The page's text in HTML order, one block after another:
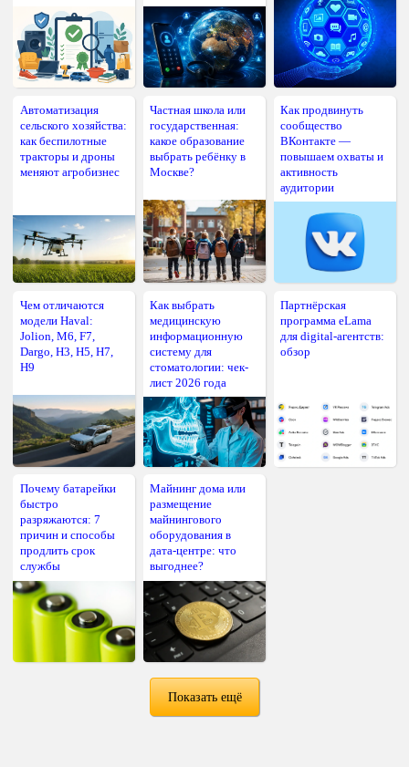
Автоматизация
сельского хозяйства:
как беспилотные
тракторы и дроны
меняют агробизнес
Частная школа или
государственная:
какое образование
выбрать ребёнку в
Москве?
Как продвинуть
сообщество
ВКонтакте —
повышаем охваты и
активность
аудитории
Чем отличаются
модели Haval:
Jolion, M6, F7,
Dargo, H3, H5, H7,
H9
Как выбрать
медицинскую
информационную
систему для
стоматологии: чек-
лист 2026 года
Партнёрская
программа eLama
для digital-агентств:
обзор
Почему батарейки
быстро
разряжаются: 7
причин и способы
продлить срок
службы
Майнинг дома или
размещение
майнингового
оборудования в
дата-центре: что
выгоднее?
Показать ещё